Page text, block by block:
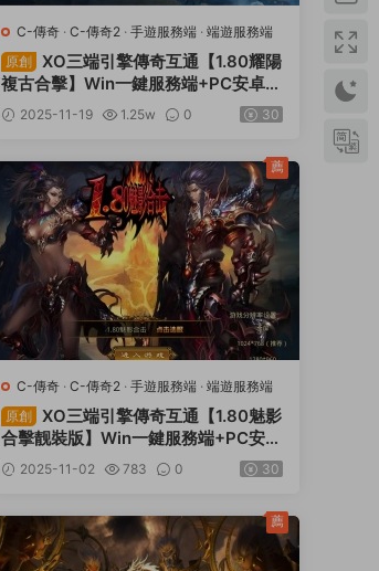
C-傳奇 · C-傳奇2 · 手遊服務端 · 端遊服務端
原創
XO三端引擎傳奇互通【1.80耀陽
複古合擊】Win一鍵服務端+PC安卓蘋
果三端+加密工具+視頻架設教程
2025-11-19 1.25w 0 30
C-傳奇 · C-傳奇2 · 手遊服務端 · 端遊服務端
原創
XO三端引擎傳奇互通【1.80魅影
合擊靓裝版】Win一鍵服務端+PC安卓
蘋果三端+加密工具+視頻架設教程
2025-11-02 783 0 30
薦
薦